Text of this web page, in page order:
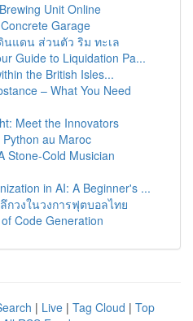
Unit Online
Garage
แดน ส่วนตัว ริม ทะเล
Guide to Liquidation Pa...
the British Isles...
– What You Need
Meet the Innovators
au Maroc
Stone-Cold Musician
in AI: A Beginner's ...
กวงในวงการฟุตบอลไทย
Code Generation
| Live | Tag Cloud | Top